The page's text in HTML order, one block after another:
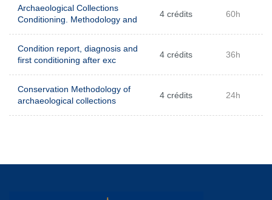
Archaeological Collections
Conditioning. Methodology and
4 crédits 60h
Condition report, diagnosis and
first conditioning after exc
4 crédits 36h
Conservation Methodology of
archaeological collections
4 crédits 24h